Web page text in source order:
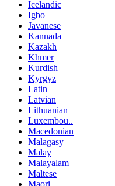
Icelandic
Igbo
Javanese
Kannada
Kazakh
Khmer
Kurdish
Kyrgyz
Latin
Latvian
Lithuanian
Luxembou..
Macedonian
Malagasy
Malay
Malayalam
Maltese
Maori